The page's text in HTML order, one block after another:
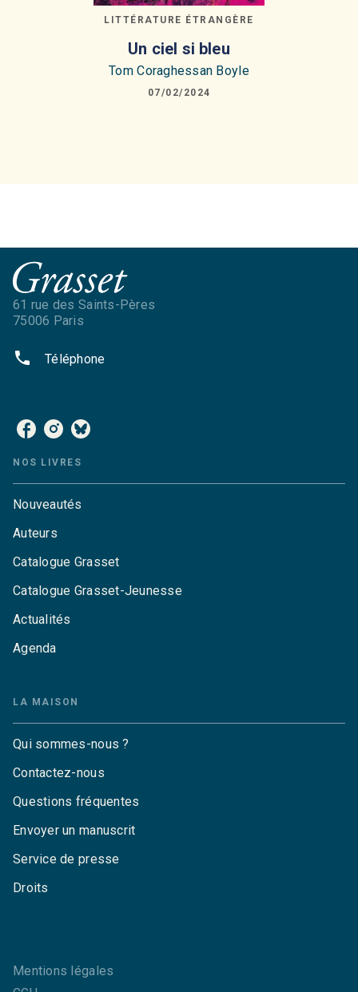
LITTÉRATURE ÉTRANGÈRE
Un ciel si bleu
Tom Coraghessan Boyle
07/02/2024
61 rue des Saints-Pères
75006 Paris
phone Téléphone
NOS LIVRES
Nouveautés
Auteurs
Catalogue Grasset
Catalogue Grasset-Jeunesse
Actualités
Agenda
LA MAISON
Qui sommes-nous ?
Contactez-nous
Questions fréquentes
Envoyer un manuscrit
Service de presse
Droits
Mentions légales